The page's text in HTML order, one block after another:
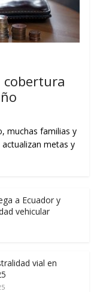
cobertura
muchas familias y
metas y
a Ecuador y
vehicular
vial en